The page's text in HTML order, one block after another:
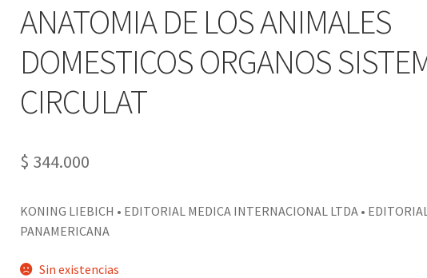
ANATOMIA DE LOS ANIMALES
DOMESTICOS ORGANOS
CIRCULAT
$ 344.000
KONING LIEBICH • EDITORIAL MEDICA INTERNACIONAL LTDA •
PANAMERICANA
Sin existencias